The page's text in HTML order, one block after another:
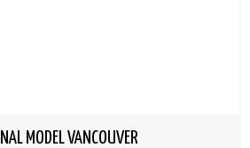
MODEL VANCOUVER